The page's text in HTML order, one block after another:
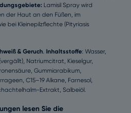
Lamisil Spray wird
der Haut an den Füßen, im
bei Kleinepilzflechte (Pityriasis
& Geruch. Inhaltsstoffe: Wasser,
Natriumcitrat, Kieselgur,
Gummiarabikum,
C15–19 Alkane, Farnesol,
Extrakt, Salbeiöl.
lesen Sie die